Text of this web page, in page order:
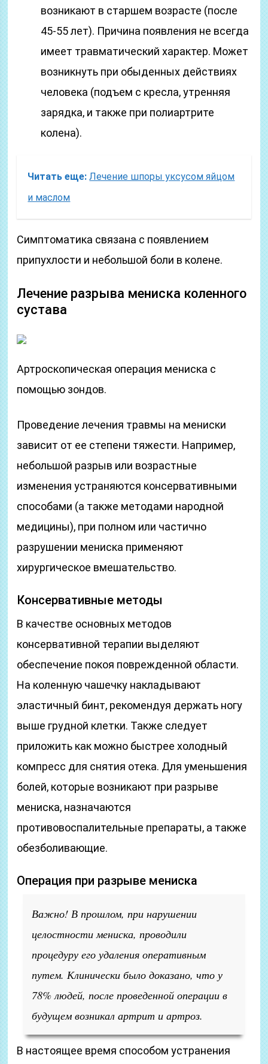
возникают в старшем возрасте (после
45-55 лет). Причина появления не всегда
имеет травматический характер. Может
возникнуть при обыденных действиях
человека (подъем с кресла, утренняя
зарядка, и также при полиартрите
колена).
Читать еще: Лечение шпоры уксусом яйцом
и маслом
Симптоматика связана с появлением
припухлости и небольшой боли в колене.
Лечение разрыва мениска коленного
сустава
Артроскопическая операция мениска с
помощью зондов.
Проведение лечения травмы на мениски
зависит от ее степени тяжести. Например,
небольшой разрыв или возрастные
изменения устраняются консервативными
способами (а также методами народной
медицины), при полном или частично
разрушении мениска применяют
хирургическое вмешательство.
Консервативные методы
В качестве основных методов
консервативной терапии выделяют
обеспечение покоя поврежденной области.
На коленную чашечку накладывают
эластичный бинт, рекомендуя держать ногу
выше грудной клетки. Также следует
приложить как можно быстрее холодный
компресс для снятия отека. Для уменьшения
болей, которые возникают при разрыве
мениска, назначаются
противовоспалительные препараты, а также
обезболивающие.
Операция при разрыве мениска
Важно! В прошлом, при нарушении
целостности мениска, проводили
процедуру его удаления оперативным
путем. Клинически было доказано, что у
78% людей, после проведенной операции в
будущем возникал артрит и артроз.
В настоящее время способом устранения